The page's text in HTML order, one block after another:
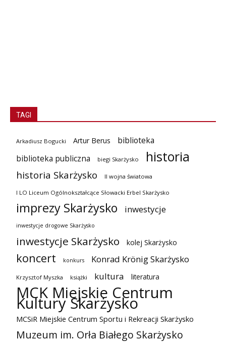
TAGI
Arkadiusz Bogucki Artur Berus
biblioteka
biblioteka publiczna
biegi Skarżysko historia
historia Skarżysko II wojna światowa
I LO Liceum Ogólnokształcące Słowacki Erbel Skarżysko
imprezy Skarżysko inwestycje
inwestycje drogowe Skarżysko
inwestycje Skarżysko kolej Skarżysko
koncert konkurs Konrad Krönig Skarżysko
Krzysztof Myszka książki kultura literatura
MCK Miejskie Centrum
Kultury Skarżysko
MCSiR Miejskie Centrum Sportu i Rekreacji Skarżysko
Muzeum im. Orła Białego Skarżysko